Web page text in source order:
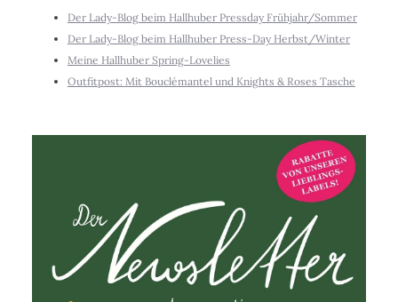
Der Lady-Blog beim Hallhuber Pressday Frühjahr/Sommer
Der Lady-Blog beim Hallhuber Press-Day Herbst/Winter
Meine Hallhuber Spring-Lovelies
Outfitpost: Mit Bouclémantel und Knights & Roses Tasche